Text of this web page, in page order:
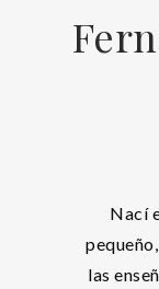
Nací
las